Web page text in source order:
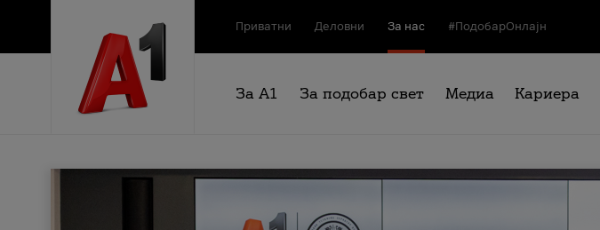
Приватни Деловни За нас #ПодобарОнлајн
За А1 За подобар свет Медиа Кариера